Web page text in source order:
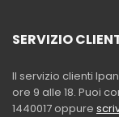
SERVIZIO
Il servizio clienti
ore 9 alle 18. Puoi
1440017 oppure